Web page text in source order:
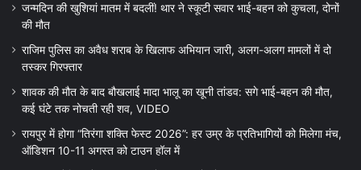
जन्मदिन की खुशियां मातम में बदलीं! थार ने स्कूटी सवार भाई-बहन को कुचला, दोनों
की मौत
राजिम पुलिस का अवैध शराब के खिलाफ अभियान जारी, अलग-अलग मामलों में दो
तस्कर गिरफ्तार
शावक की मौत के बाद बौखलाई मादा भालू का खूनी तांडव: सगे भाई-बहन की मौत,
कई घंटे तक नोचती रही शव, VIDEO
रायपुर में होगा “तिरंगा शक्ति फेस्ट 2026”: हर उम्र के प्रतिभागियों को मिलेगा मंच,
ऑडिशन 10-11 अगस्त को टाउन हॉल में